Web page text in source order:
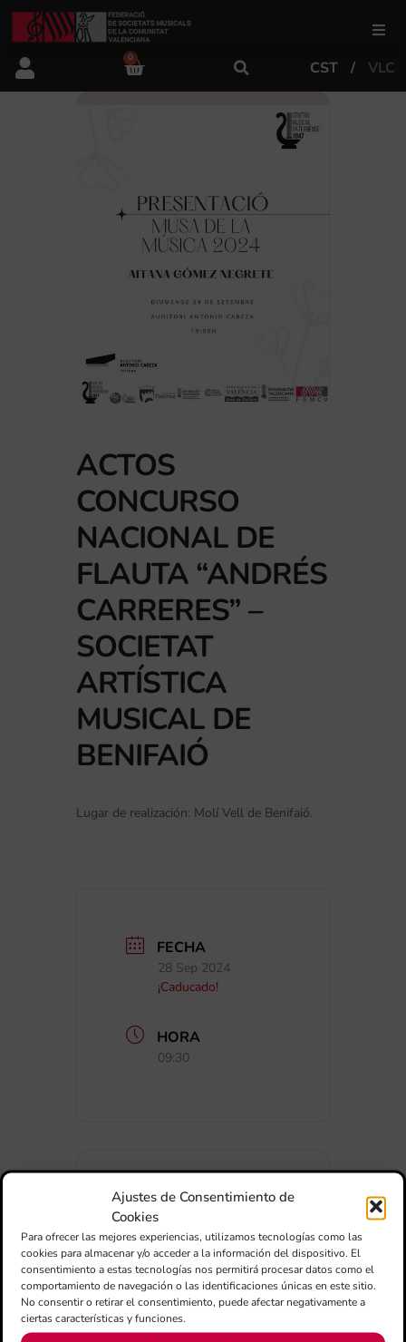
Ajustes de Consentimiento de
Cookies
Para ofrecer las mejores experiencias, utilizamos tecnologías como las
cookies para almacenar y/o acceder a la información del dispositivo. El
consentimiento a estas tecnologías nos permitirá procesar datos como el
comportamiento de navegación o las identificaciones únicas en este sitio.
No consentir o retirar el consentimiento, puede afectar negativamente a
ciertas características y funciones.
FSMCV
0
CST VLC
ACTOS
CONCURSO
NACIONAL DE
FLAUTA “ANDRÉS
CARRERES” –
SOCIETAT
ARTÍSTICA
MUSICAL DE
BENIFAIÓ
Lugar de realización: Molí Vell de Benifaió.
FECHA
28 Sep 2024
¡Caducado!
HORA
09:30
+ Añadir a Google Calendar
+ exportación iCal / Outlook